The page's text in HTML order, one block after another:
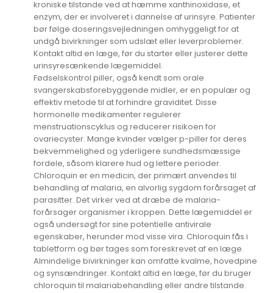
kroniske tilstande ved at hæmme xanthinoxidase, et
enzym, der er involveret i dannelse af urinsyre. Patienter
bør følge doseringsvejledningen omhyggeligt for at
undgå bivirkninger som udslæt eller leverproblemer.
Kontakt altid en læge, før du starter eller justerer dette
urinsyresænkende lægemiddel.
Fødselskontrol piller, også kendt som orale
svangerskabsforebyggende midler, er en populær og
effektiv metode til at forhindre graviditet. Disse
hormonelle medikamenter regulerer
menstruationscyklus og reducerer risikoen for
ovariecyster. Mange kvinder vælger p-piller for deres
bekvemmelighed og yderligere sundhedsmæssige
fordele, såsom klarere hud og lettere perioder.
Chloroquin er en medicin, der primært anvendes til
behandling af malaria, en alvorlig sygdom forårsaget af
parasitter. Det virker ved at dræbe de malaria-
forårsager organismer i kroppen. Dette lægemiddel er
også undersøgt for sine potentielle antivirale
egenskaber, herunder mod visse vira. Chloroquin fås i
tabletform og bør tages som foreskrevet af en læge.
Almindelige bivirkninger kan omfatte kvalme, hovedpine
og synsændringer. Kontakt altid en læge, før du bruger
chloroquin til malariabehandling eller andre tilstande.